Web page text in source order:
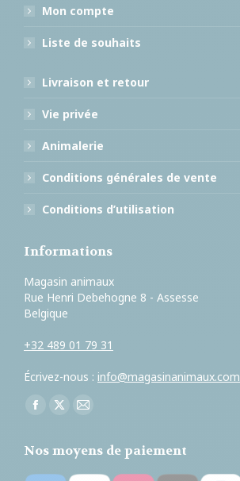
Mon compte
Liste de souhaits
Livraison et retour
Vie privée
Animalerie
Conditions générales de vente
Conditions d’utilisation
Informations
Magasin animaux
Rue Henri Debehogne 8 - Assesse
Belgique
+32 489 01 79 31
Écrivez-nous : info@magasinanimaux.com
Trouvez nous sur :
Facebook
opens
in
X
opens
in
E-
page
opens
Nos moyens de paiement